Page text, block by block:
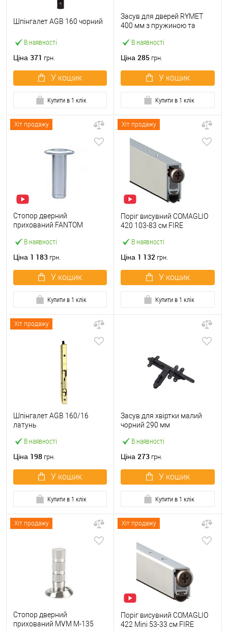
В наявності
Шпінгалет AGB 160 чорний
Ціна 371 грн.
У кошик
Купити в 1 клік
В наявності
Засув для дверей RYMET
400 мм з пружиною та
Ціна 285 грн.
У кошик
Купити в 1 клік
Хіт продажу
В наявності
Стопор дверний
прихований FANTOM
прозорий
Ціна 1 183 грн.
У кошик
Купити в 1 клік
Хіт продажу
В наявності
Поріг висувний COMAGLIO
420 103-83 см FIRE
Ціна 1 132 грн.
У кошик
Купити в 1 клік
Хіт продажу
В наявності
Шпінгалет AGB 160/16
латунь
Ціна 198 грн.
У кошик
Купити в 1 клік
В наявності
Засув для хвіртки малий
чорний 290 мм
Ціна 273 грн.
У кошик
Купити в 1 клік
Хіт продажу
Стопор дверний
прихований MVM M-135
Хіт продажу
Поріг висувний COMAGLIO
422 Mini 53-33 cм FIRE